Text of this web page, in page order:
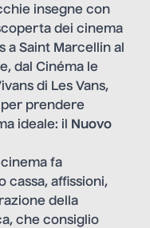
insegne con
dei cinema
a Saint Marcellin al
dal Cinéma le
di Les Vans,
prendere
ideale: il
Nuovo
fa
cassa, affissioni,
della
che consiglio